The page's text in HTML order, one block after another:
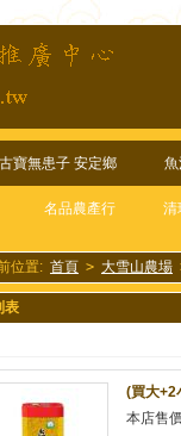
古寶無患子 安定鄉
名品農產行 清
位置: 首頁 > 大雪山農場
表
(買大+2
本店售